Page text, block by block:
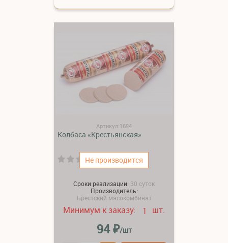
Не производится
Артикул:1694
Колбаса «Крестьянская»
(0)
Сроки реализации: 30 суток
Производитель:
Брестский мясокомбинат
Минимум к заказу: 1 шт.
94₽/шт